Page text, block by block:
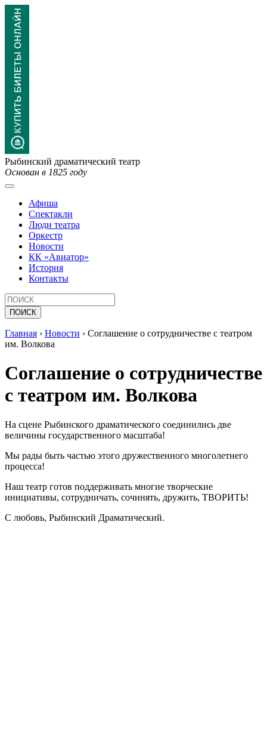
Рыбинский драматический театр
Основан в 1825 году
Афиша
Спектакли
Люди театра
Оркестр
Новости
КК «Авиатор»
История
Контакты
Главная › Новости › Соглашение о сотрудничестве с театром
им. Волкова
Соглашение о сотрудничестве
с театром им. Волкова
На сцене Рыбинского драматического соединились две
величины государственного масштаба!
Мы рады быть частью этого дружественного многолетнего
процесса!
Наш театр готов поддерживать многие творческие
инициативы, сотрудничать, сочинять, дружить, ТВОРИТЬ!
С любовь, Рыбинский Драматический.